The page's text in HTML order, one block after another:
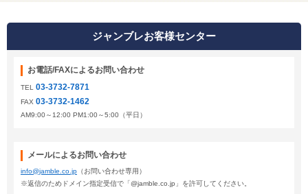
ジャンブレお客様センター
お電話/FAXによるお問い合わせ
TEL 03-3732-7871
FAX 03-3732-1462
AM9:00～12:00 PM1:00～5:00（平日）
メールによるお問い合わせ
info@jamble.co.jp （お問い合わせ専用）
※返信のためドメイン指定受信で「@jamble.co.jp」を許可してください。